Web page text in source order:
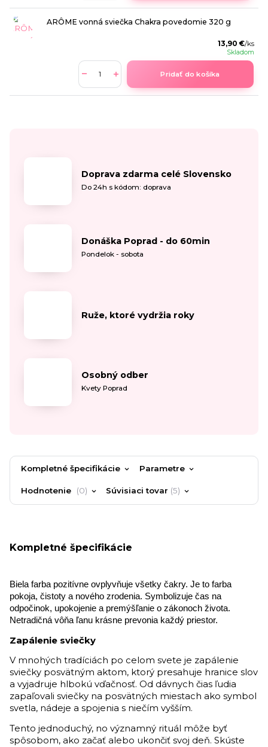
ARÔME vonná sviečka Chakra povedomie 320 g
13,90 €/ks
Skladom
Pridať do košíka
Doprava zdarma celé Slovensko
Do 24h s kódom: doprava
Donáška Poprad - do 60min
Pondelok - sobota
Ruže, ktoré vydržia roky
Osobný odber
Kvety Poprad
Kompletné špecifikácie Parametre
Hodnotenie 0 Súvisiaci tovar 5
Kompletné špecifikácie
Biela farba pozitívne ovplyvňuje všetky čakry. Je to farba
pokoja, čistoty a nového zrodenia. Symbolizuje čas na
odpočinok, upokojenie a premýšľanie o zákonoch života.
Netradičná vôňa ľanu krásne prevonia každý priestor.
Zapálenie sviečky
V mnohých tradíciách po celom svete je zapálenie
sviečky posvätným aktom, ktorý presahuje hranice slov
a vyjadruje hlbokú vďačnosť. Od dávnych čias ľudia
zapaľovali sviečky na posvätných miestach ako symbol
svetla, nádeje a spojenia s niečím vyšším.
Tento jednoduchý, no významný rituál môže byť
spôsobom, ako začať alebo ukončiť svoj deň. Skúste